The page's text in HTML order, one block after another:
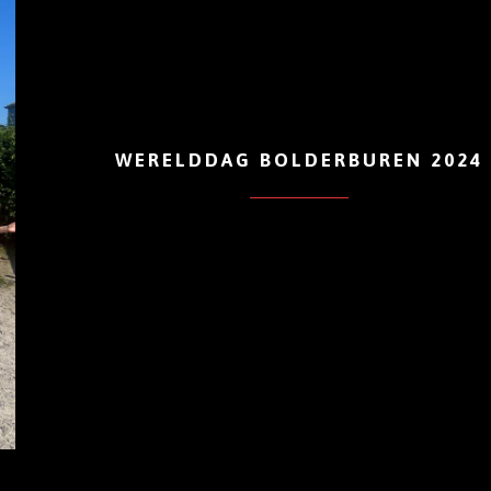
WERELDDAG BOLDERBUREN 2024